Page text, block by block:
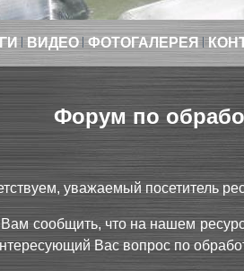
ВИДЕО ФОТОГАЛЕРЕЯ
Форум по
уважаемый посетитель
сообщить, что на нашем
Вас вопрос по